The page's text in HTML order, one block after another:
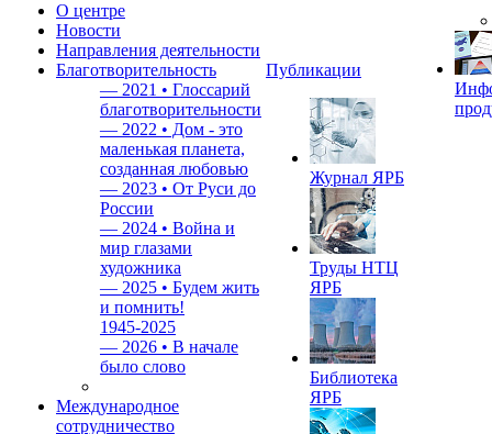
О центре
Новости
Направления деятельности
Благотворительность
— 2021 • Глоссарий
благотворительности
— 2022 • Дом - это
маленькая планета,
созданная любовью
— 2023 • От Руси до
России
— 2024 • Война и
мир глазами
художника
— 2025 • Будем жить
и помнить!
1945-2025
— 2026 • В начале
было слово
Международное
сотрудничество
Публикации
Журнал ЯРБ
Труды НТЦ
ЯРБ
Библиотека
ЯРБ